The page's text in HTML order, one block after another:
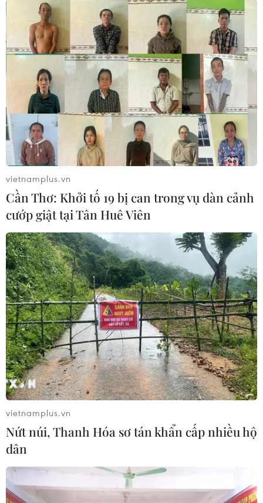
vietnamplus.vn
Cần Thơ: Khởi tố 19 bị can trong vụ dàn cảnh
cướp giật tại Tân Huê Viên
vietnamplus.vn
Nứt núi, Thanh Hóa sơ tán khẩn cấp nhiều hộ
dân